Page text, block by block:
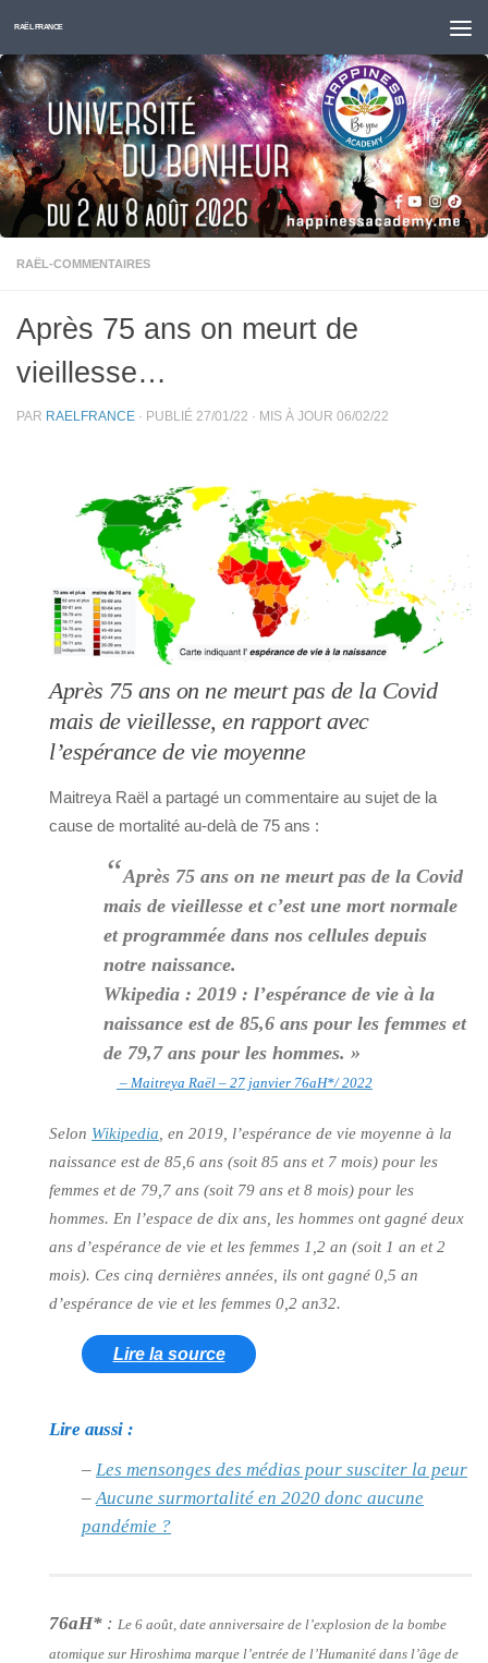
Skip to content
RAËL FRANCE
RAËL-COMMENTAIRES
Après 75 ans on meurt de
vieillesse…
PAR RAELFRANCE · PUBLIÉ 27/01/22 · MIS À JOUR 06/02/22
Après 75 ans on ne meurt pas de la Covid
mais de vieillesse, en rapport avec
l’espérance de vie moyenne
Maitreya Raël a partagé un commentaire au sujet de la
cause de mortalité au-delà de 75 ans :
“Après 75 ans on ne meurt pas de la Covid
mais de vieillesse et c’est une mort normale
et programmée dans nos cellules depuis
notre naissance.
Wkipedia : 2019 : l’espérance de vie à la
naissance est de 85,6 ans pour les femmes et
de 79,7 ans pour les hommes. »
– Maitreya Raël – 27 janvier 76aH*/ 2022
Selon Wikipedia, en 2019, l’espérance de vie moyenne à la
naissance est de 85,6 ans (soit 85 ans et 7 mois) pour les
femmes et de 79,7 ans (soit 79 ans et 8 mois) pour les
hommes. En l’espace de dix ans, les hommes ont gagné deux
ans d’espérance de vie et les femmes 1,2 an (soit 1 an et 2
mois). Ces cinq dernières années, ils ont gagné 0,5 an
d’espérance de vie et les femmes 0,2 an32.
Lire la source
Lire aussi :
– Les mensonges des médias pour susciter la peur
– Aucune surmortalité en 2020 donc aucune
pandémie ?
76aH* : Le 6 août, date anniversaire de l’explosion de la bombe
atomique sur Hiroshima marque l’entrée de l’Humanité dans l’âge de